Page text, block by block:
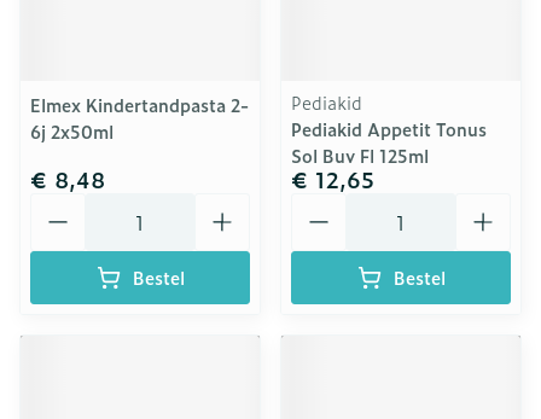
Elmex Kindertandpasta 2-
6j 2x50ml
€ 8,48
Bestel
Pediakid
Pediakid Appetit Tonus
Sol Buv Fl 125ml
€ 12,65
Bestel